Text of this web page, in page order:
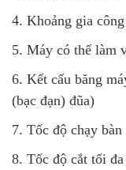
4. Khoảng gia
5. Máy có thể làm
6. Kết cấu băng
(bạc đạn) đũa)
7. Tốc độ chạy bàn
8. Tốc độ cắt tối